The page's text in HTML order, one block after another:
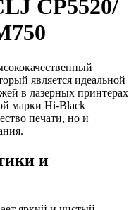
CP5520/
является идеальной
в лазерных принтерах
марки Hi-Black
печати, но и
и